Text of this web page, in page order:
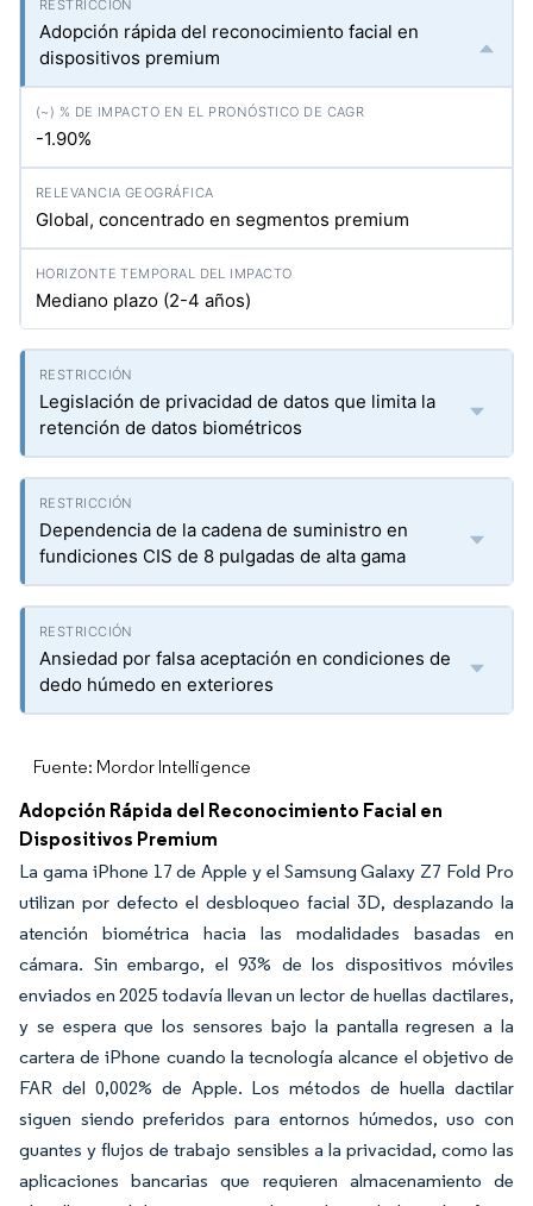
Adopción rápida del reconocimiento facial en
dispositivos premium
-1.90%
Global, concentrado en segmentos premium
Mediano plazo (2-4 años)
Legislación de privacidad de datos que limita la
retención de datos biométricos
Dependencia de la cadena de suministro en
fundiciones CIS de 8 pulgadas de alta gama
Ansiedad por falsa aceptación en condiciones de
dedo húmedo en exteriores
Fuente: Mordor Intelligence
Adopción Rápida del Reconocimiento Facial en
Dispositivos Premium
La gama iPhone 17 de Apple y el Samsung Galaxy Z7 Fold Pro
utilizan por defecto el desbloqueo facial 3D, desplazando la
atención biométrica hacia las modalidades basadas en
cámara. Sin embargo, el 93% de los dispositivos móviles
enviados en 2025 todavía llevan un lector de huellas dactilares,
y se espera que los sensores bajo la pantalla regresen a la
cartera de iPhone cuando la tecnología alcance el objetivo de
FAR del 0,002% de Apple. Los métodos de huella dactilar
siguen siendo preferidos para entornos húmedos, uso con
guantes y flujos de trabajo sensibles a la privacidad, como las
aplicaciones bancarias que requieren almacenamiento de